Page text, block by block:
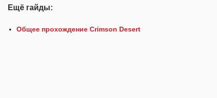
Ещё гайды:
Общее прохождение Crimson Desert